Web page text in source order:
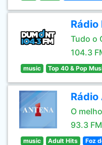
Rádio
Tudo o
104.3
music Top 40 & Pop
Rádio
O
93.3 FM
music Adult Hits Foz